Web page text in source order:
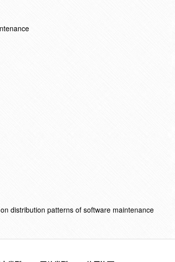
distribution patterns of software maintenance